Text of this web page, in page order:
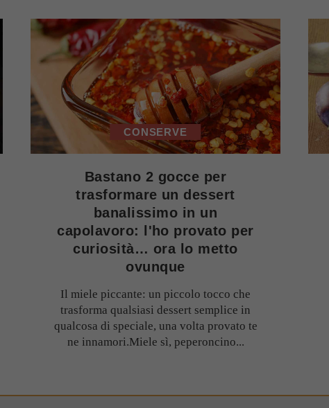
CONSERVE
Bastano 2 gocce per
trasformare un dessert
banalissimo in un
capolavoro: l'ho provato per
curiosità… ora lo metto
ovunque
Il miele piccante: un piccolo tocco che
trasforma qualsiasi dessert semplice in
qualcosa di speciale, una volta provato te
ne innamori.Miele sì, peperoncino...